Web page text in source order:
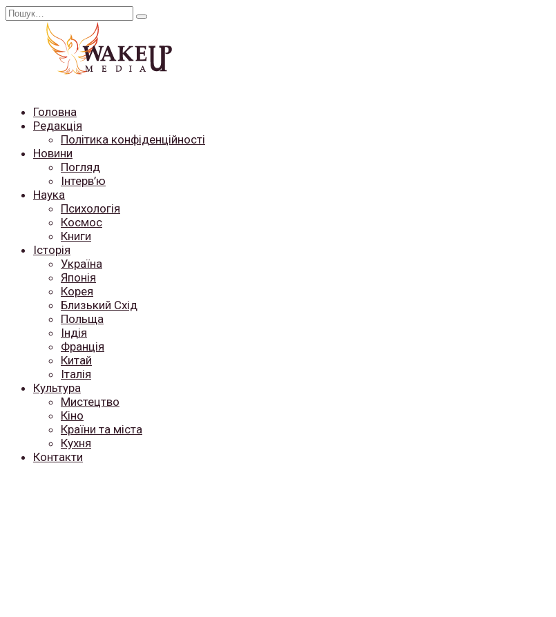
Перейти
Search
Головна
Редакція
Політика конфіденційності
Новини
Погляд
Інтерв’ю
Наука
Психологія
Космос
Книги
Історія
Україна
Японія
Корея
Близький Схід
Польща
Індія
Франція
Китай
Італія
Культура
Мистецтво
Кіно
Країни та міста
Кухня
Контакти